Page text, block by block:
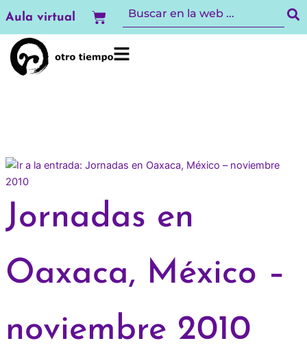
al
contenido
Aula virtual Carrito
Jornadas en
Oaxaca, México –
noviembre 2010